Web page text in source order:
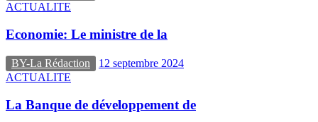
ACTUALITE
Economie: Le ministre de la
BY-La Rédaction
12 septembre 2024
ACTUALITE
La Banque de développement de